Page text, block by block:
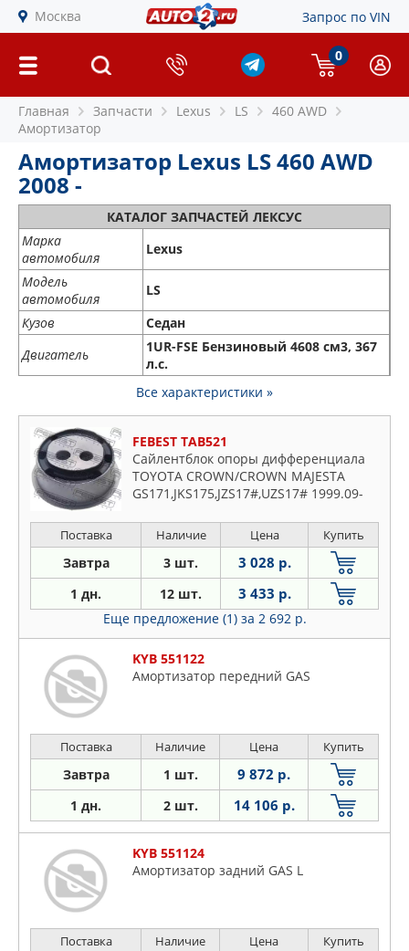
Москва Запрос по VIN
0
Главная Запчасти Lexus LS
460 AWD
Амортизатор
Амортизатор Lexus LS 460 AWD
2008 -
КАТАЛОГ ЗАПЧАСТЕЙ ЛЕКСУС
Марка
автомобиля
Lexus
Модель
автомобиля
LS
Кузов
Седан
Двигатель
1UR-FSE Бензиновый 4608 см3, 367
л.с.
Все характеристики »
FEBEST TAB521
Сайлентблок опоры дифференциала
TOYOTA CROWN/CROWN MAJESTA
GS171,JKS175,JZS17#,UZS17# 1999.09-
Поставка Наличие Цена Купить
Завтра 3 шт. 3 028 р.
1 дн. 12 шт. 3 433 р.
Еще предложение (1) за 2 692 р.
KYB 551122
Амортизатор передний GAS
Поставка Наличие Цена Купить
Завтра 1 шт. 9 872 р.
1 дн. 2 шт. 14 106 р.
KYB 551124
Амортизатор задний GAS L
Поставка Наличие Цена Купить